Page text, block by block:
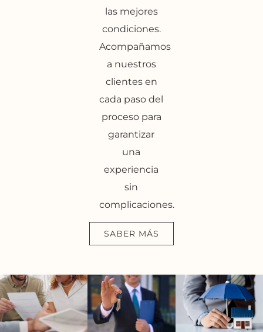
las mejores
condiciones.
Acompañamos
a nuestros
clientes en
cada paso del
proceso para
garantizar
una
experiencia
sin
complicaciones.
SABER MÁS